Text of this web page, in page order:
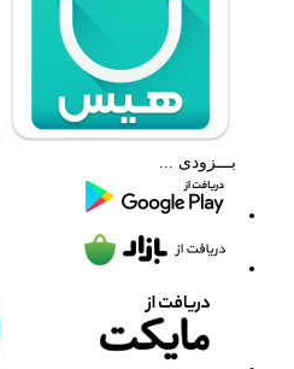
بـــزودی ...